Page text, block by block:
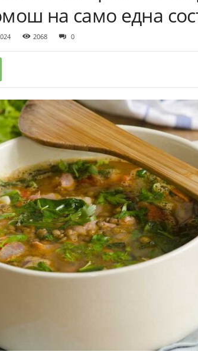
на само една
2068 0